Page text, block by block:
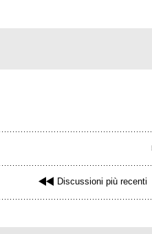
Discussioni più recenti